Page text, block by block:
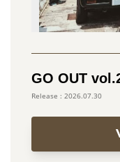
GO OUT
2026.07.30